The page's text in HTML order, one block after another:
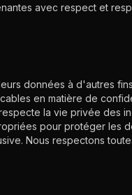
avec respect et
données à d'autres
en matière de
la vie privée des
pour protéger les
Nous respectons